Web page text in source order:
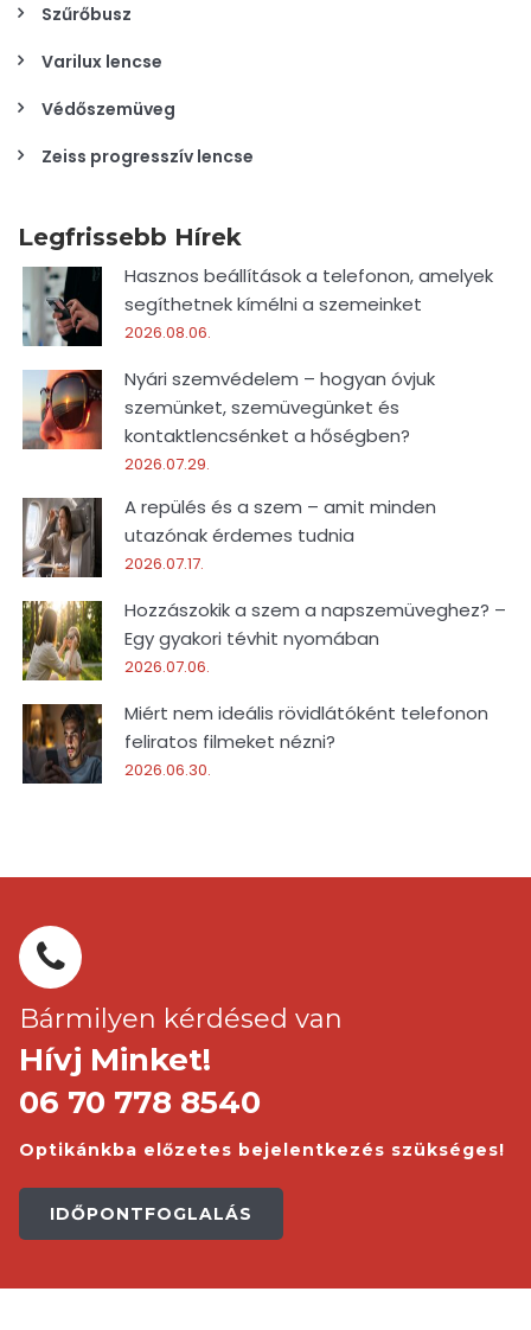
Szűrőbusz
Varilux lencse
Védőszemüveg
Zeiss progresszív lencse
Legfrissebb Hírek
Hasznos beállítások a telefonon, amelyek
segíthetnek kímélni a szemeinket
2026.08.06.
Nyári szemvédelem – hogyan óvjuk
szemünket, szemüvegünket és
kontaktlencsénket a hőségben?
2026.07.29.
A repülés és a szem – amit minden
utazónak érdemes tudnia
2026.07.17.
Hozzászokik a szem a napszemüveghez? –
Egy gyakori tévhit nyomában
2026.07.06.
Miért nem ideális rövidlátóként telefonon
feliratos filmeket nézni?
2026.06.30.
Bármilyen kérdésed van
Hívj Minket!
06 70 778 8540
Optikánkba előzetes bejelentkezés szükséges!
IDŐPONTFOGLALÁS